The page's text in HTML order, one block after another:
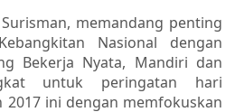
memandang penting
Nasional dengan
Bekerja Nyata, Mandiri dan
untuk peringatan hari
ini dengan memfokuskan